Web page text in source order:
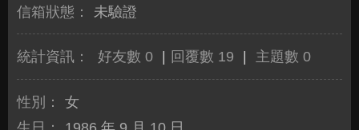
信箱狀態： 未驗證
統計資訊： 好友數 0 回覆數 19 主題數 0
性別：
女